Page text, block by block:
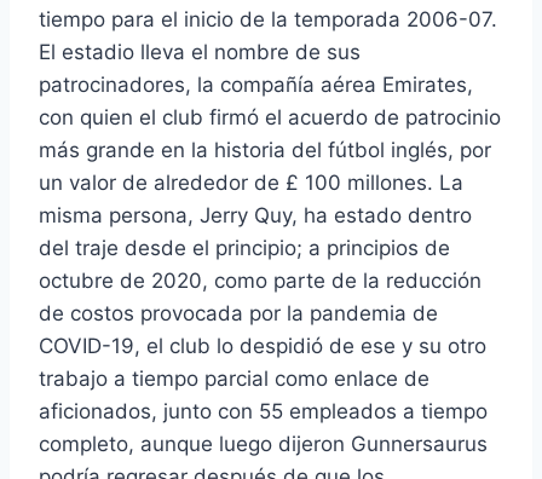
tiempo para el inicio de la temporada 2006-07.
El estadio lleva el nombre de sus
patrocinadores, la compañía aérea Emirates,
con quien el club firmó el acuerdo de patrocinio
más grande en la historia del fútbol inglés, por
un valor de alrededor de £ 100 millones. La
misma persona, Jerry Quy, ha estado dentro
del traje desde el principio; a principios de
octubre de 2020, como parte de la reducción
de costos provocada por la pandemia de
COVID-19, el club lo despidió de ese y su otro
trabajo a tiempo parcial como enlace de
aficionados, junto con 55 empleados a tiempo
completo, aunque luego dijeron Gunnersaurus